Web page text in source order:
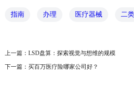
指南 办理 医疗器械 二类
上一篇： LSD盘算：探索视觉与想维的规模
下一篇： 买百万医疗险哪家公司好？